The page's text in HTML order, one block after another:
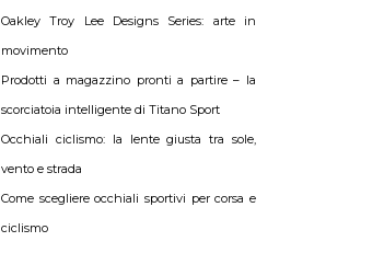
Oakley Troy Lee Designs Series: arte in
movimento
Prodotti a magazzino pronti a partire – la
scorciatoia intelligente di Titano Sport
Occhiali ciclismo: la lente giusta tra sole,
vento e strada
Come scegliere occhiali sportivi per corsa e
ciclismo